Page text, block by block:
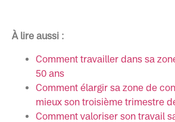
À lire aussi :
Comment travailler dans sa
50 ans
Comment élargir sa zone de
mieux son troisième trimestre
Comment valoriser son travail